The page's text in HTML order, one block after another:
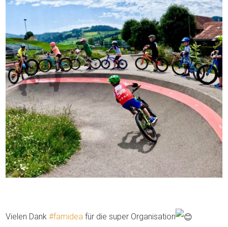
Vielen Dank#famidea für die super Organisation